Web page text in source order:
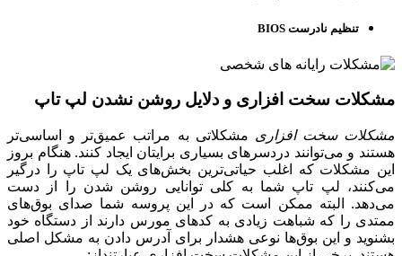
تنظیم نادرست BIOS
مشکلات سخت افزاری و دلایل روشن نشدن لپ تاپ
مشکلات سخت افزاری مشکلاتی به مراتب عمیق‌تر و اساسی‌تر
هستند و می‌توانند دردسرهای بسیاری برایتان ایجاد کنند. هنگام بروز
این مشکلات که اغلب حیاتی‌ترین بخش‌های یک لپ تاپ را درگیر
می‌کنند، لپ تاپ شما به کلی توانایی روشن شدن را از دست
می‌دهد. البته ممکن است که در این پروسه شما صدای بوق‌های
ممتدی را که شباهت زیادی به کدهای مورس دارند از دستگاه خود
بشنوید و این بوق‌ها نوعی هشدار برای آدرس دادن به مشکل اصلی